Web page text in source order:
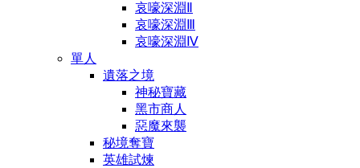
哀嚎深淵Ⅱ
哀嚎深淵Ⅲ
哀嚎深淵Ⅳ
單人
遺落之境
神秘寶藏
黑市商人
惡魔來襲
秘境奪寶
英雄試煉